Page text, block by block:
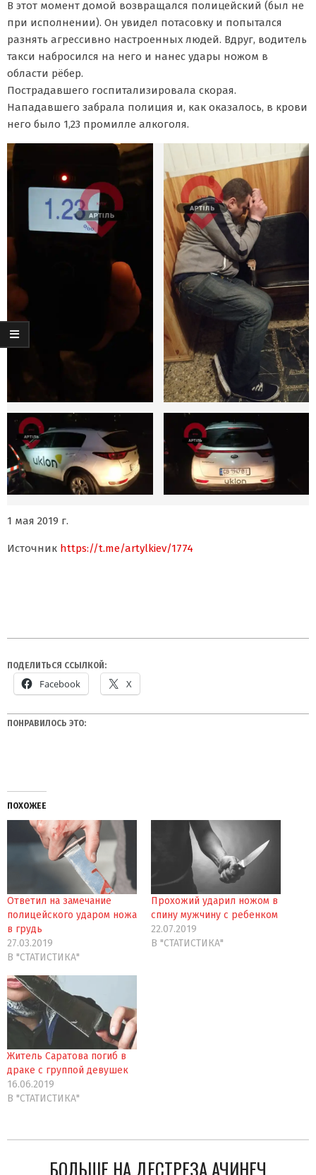
В этот момент домой возвращался полицейский (был не
при исполнении). Он увидел потасовку и попытался
разнять агрессивно настроенных людей. Вдруг, водитель
такси набросился на него и нанес удары ножом в
области рёбер.
Пострадавшего госпитализировала скорая.
Нападавшего забрала полиция и, как оказалось, в крови
него было 1,23 промилле алкоголя.
1 мая 2019 г.
Источник https://t.me/artylkiev/1774
ПОДЕЛИТЬСЯ ССЫЛКОЙ:
Facebook X
ПОНРАВИЛОСЬ ЭТО:
ПОХОЖЕЕ
Ответил на замечание
полицейского ударом ножа
в грудь
27.03.2019
В "СТАТИСТИКА"
Прохожий ударил ножом в
спину мужчину с ребенком
22.07.2019
В "СТАТИСТИКА"
Житель Саратова погиб в
драке с группой девушек
16.06.2019
В "СТАТИСТИКА"
БОЛЬШЕ НА ДЕСТРЕЗА АЧИНЕЧ